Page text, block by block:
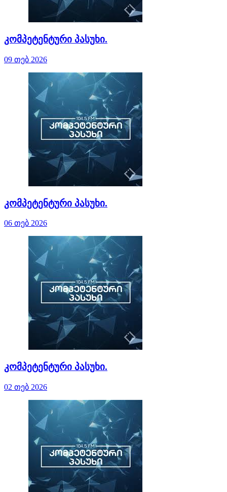
კომპეტენტური პასუხი.
09 თებ 2026
კომპეტენტური პასუხი.
06 თებ 2026
კომპეტენტური პასუხი.
02 თებ 2026